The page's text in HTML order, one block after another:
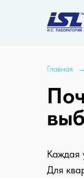
Главная →
Каждая
Для